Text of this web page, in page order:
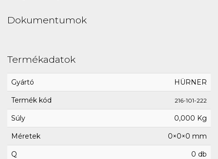
Dokumentumok
Termékadatok
Gyártó HÜRNER
Termék kód 216-101-222
Súly 0,000 Kg
Méretek 0×0×0 mm
Q 0 db